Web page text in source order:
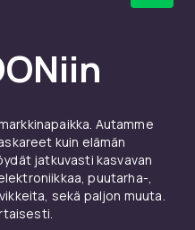
ensisijaisesti
Täydellinen
tai koneille, joita
Suunniteltu
useaksi
Autamme
kuin elämän
jatkuvasti kasvavan
puutarha-,
sekä paljon muuta.